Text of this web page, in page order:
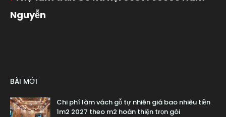
Nguyễn
BÀI MỚI
Chi phí làm vách gỗ tự nhiên giá bao nhiêu tiền
1m2 2027 theo m2 hoàn thiện trọn gói